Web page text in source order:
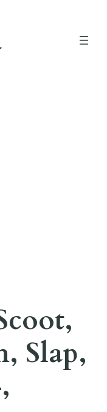
Slap,